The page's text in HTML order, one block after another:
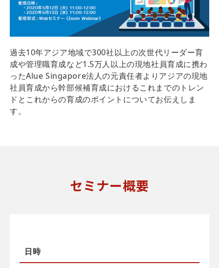
過去10年アジア地域で300社以上の次世代リーダー育
成や管理職育成など1.5万人以上の現地社員育成に携わ
ったAlue Singapore法人の元責任者よりアジアの現地
社員育成から幹部候補育成におけるこれまでのトレン
ドとこれからの育成のポイントについてお伝えしま
す。
セミナー概要
日時